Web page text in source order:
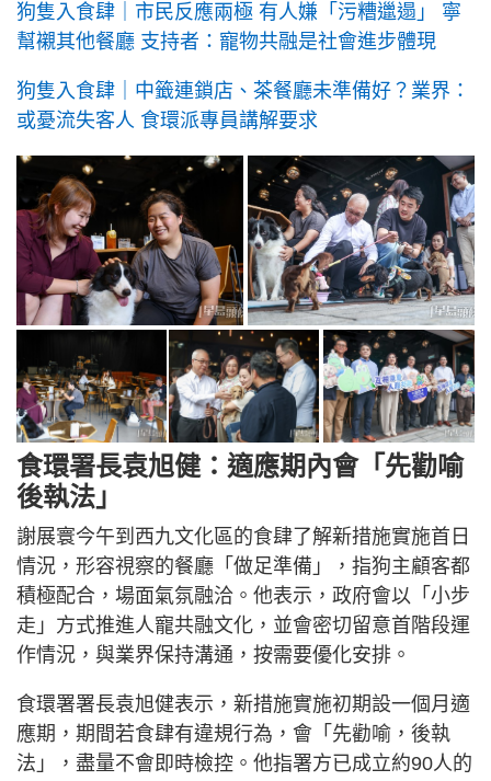
狗隻入食肆｜市民反應兩極 有人嫌「污糟邋遢」 寧
幫襯其他餐廳 支持者：寵物共融是社會進步體現
狗隻入食肆｜中籤連鎖店、茶餐廳未準備好？業界：
或憂流失客人 食環派專員講解要求
食環署長袁旭健：適應期內會「先勸喻
後執法」
謝展寰今午到西九文化區的食肆了解新措施實施首日
情況，形容視察的餐廳「做足準備」，指狗主顧客都
積極配合，場面氣氛融洽。他表示，政府會以「小步
走」方式推進人寵共融文化，並會密切留意首階段運
作情況，與業界保持溝通，按需要優化安排。
食環署署長袁旭健表示，新措施實施初期設一個月適
應期，期間若食肆有違規行為，會「先勸喻，後執
法」，盡量不會即時檢控。他指署方已成立約90人的